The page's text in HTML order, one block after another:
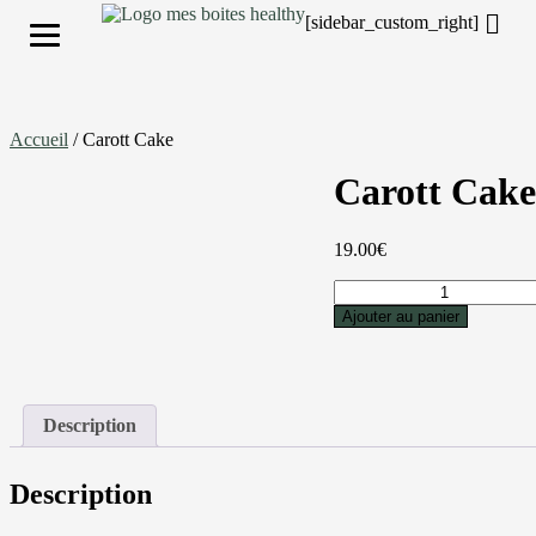
[sidebar_custom_right]
Accueil / Carott Cake
Carott Cake
19.00€
Ajouter au panier
Description
Description